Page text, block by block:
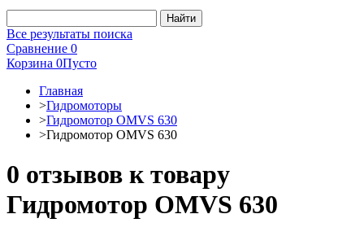
Все результаты поиска
Сравнение 0
Корзина 0Пусто
Главная
>Гидромоторы
>Гидромотор OMVS 630
>Гидромотор OMVS 630
0 отзывов к товару
Гидромотор OMVS 630